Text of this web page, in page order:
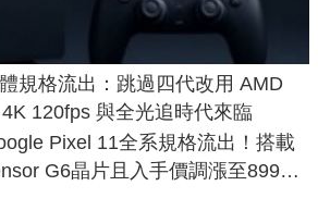
規格流出：跳過四代改用 AMD
120fps 與全光追時代來臨
Pixel 11全系規格流出！搭載
G6晶片且入手價調漲至899美